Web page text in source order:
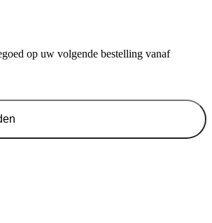
op uw volgende bestelling vanaf